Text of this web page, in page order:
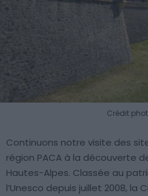
Crédit
Continuons notre visite des
région PACA à la découverte
Hautes-Alpes. Classée au
l’Unesco depuis juillet 2008, la